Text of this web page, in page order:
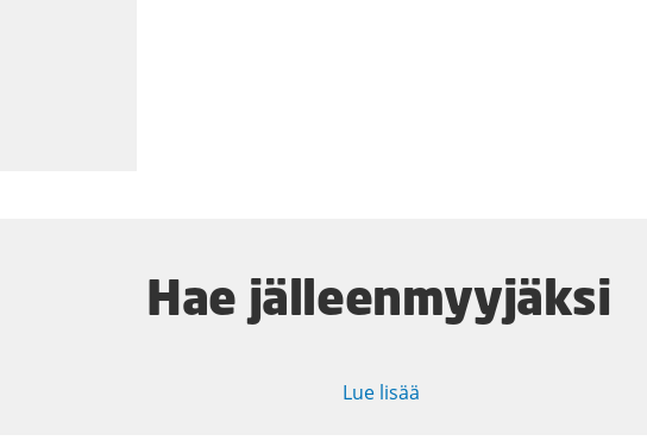
Hae jälleenmyyjäksi
Lue lisää